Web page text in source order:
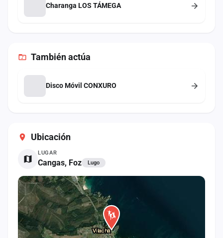
Ubicación
LUGAR
Cangas, Foz Lugo
Charanga LOS TÁMEGA
Tambiénactúa
Disco Móvil CONXURO